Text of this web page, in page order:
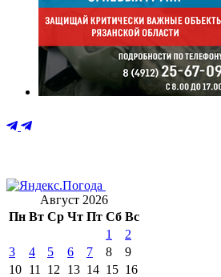
Август 2026
Пн Вт Ср Чт Пт Сб Вс
1
2
3
4 5 6 7 8
9
10 11 12 13 14 15 16